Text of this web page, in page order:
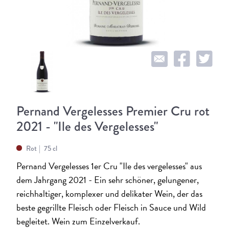
Pernand Vergelesses Premier Cru rot
2021 - "Ile des Vergelesses"
Rot 75 cl
Pernand Vergelesses 1er Cru "Ile des vergelesses" aus
dem Jahrgang 2021 - Ein sehr schöner, gelungener,
reichhaltiger, komplexer und delikater Wein, der das
beste gegrillte Fleisch oder Fleisch in Sauce und Wild
begleitet. Wein zum Einzelverkauf.